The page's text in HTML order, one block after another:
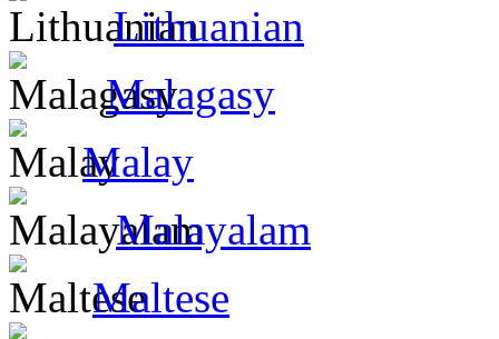
Lithuanian
Malagasy
Malay
Malayalam
Maltese